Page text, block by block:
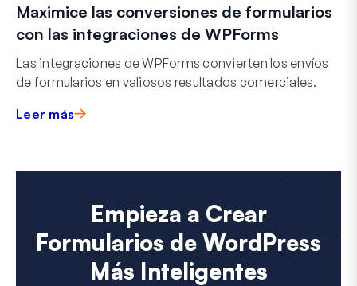
Maximice las conversiones de formularios
con las integraciones de WPForms
Las integraciones de WPForms convierten los envíos
de formularios en valiosos resultados comerciales.
Leer más
Empieza a Crear
Formularios de WordPress
Más Inteligentes